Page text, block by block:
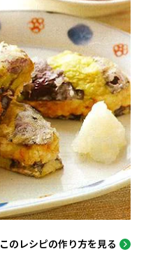
このレシピの作り方を見る